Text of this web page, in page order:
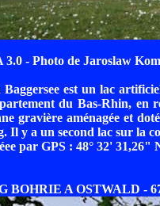
3.0 - Photo de Jaroslaw
est un lac
du Bas-Rhin, en
gravière aménagée et
Il y a un second lac sur la
par GPS : 48° 32' 31,26"
BOHRIE A OSTWALD -